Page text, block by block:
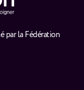
par la Fédération